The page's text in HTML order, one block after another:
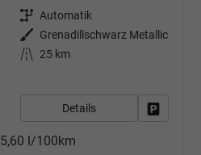
Getriebe Automatik
Außenfarbe
Grenadillschwarz Metallic
Kilometerstand
25 km
Details
5,60 l/100km